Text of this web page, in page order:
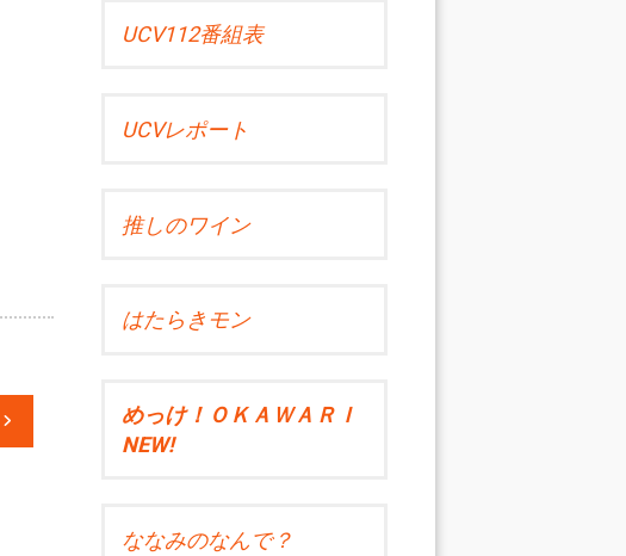
UCV112番組表
UCVレポート
推しのワイン
はたらきモン
めっけ！ＯＫＡＷＡＲＩ
NEW!
ななみのなんで？